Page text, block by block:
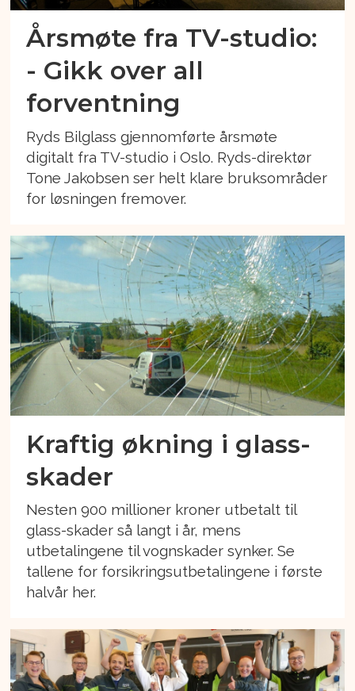
Årsmøte fra TV-studio:
- Gikk over all
forventning
Ryds Bilglass gjennomførte årsmøte
digitalt fra TV-studio i Oslo. Ryds-direktør
Tone Jakobsen ser helt klare bruksområder
for løsningen fremover.
Kraftig økning i glass-
skader
Nesten 900 millioner kroner utbetalt til
glass-skader så langt i år, mens
utbetalingene til vognskader synker. Se
tallene for forsikringsutbetalingene i første
halvår her.